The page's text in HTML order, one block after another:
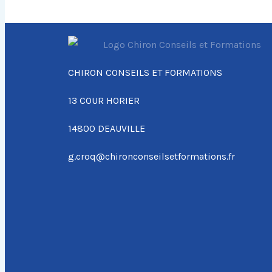
CHIRON CONSEILS ET FORMATIONS
13 COUR HORIER
14800 DEAUVILLE
g.croq@chironconseilsetformations.fr